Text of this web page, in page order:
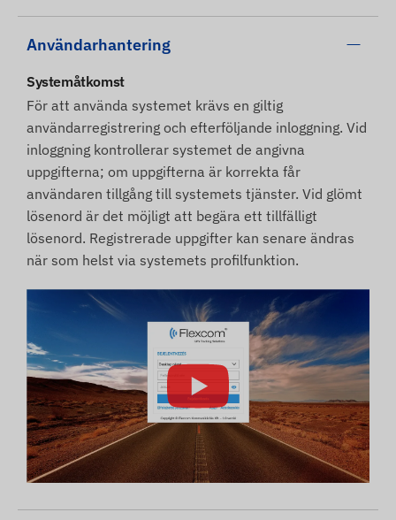
Användarhantering
Systemåtkomst
För att använda systemet krävs en giltig
användarregistrering och efterföljande inloggning. Vid
inloggning kontrollerar systemet de angivna
uppgifterna; om uppgifterna är korrekta får
användaren tillgång till systemets tjänster. Vid glömt
lösenord är det möjligt att begära ett tillfälligt
lösenord. Registrerade uppgifter kan senare ändras
när som helst via systemets profilfunktion.